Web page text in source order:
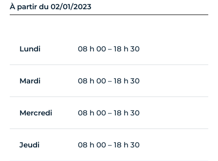
À partir du 02/01/2023
Lundi 08 h 00 – 18 h 30
Mardi 08 h 00 – 18 h 30
Mercredi 08 h 00 – 18 h 30
Jeudi 08 h 00 – 18 h 30